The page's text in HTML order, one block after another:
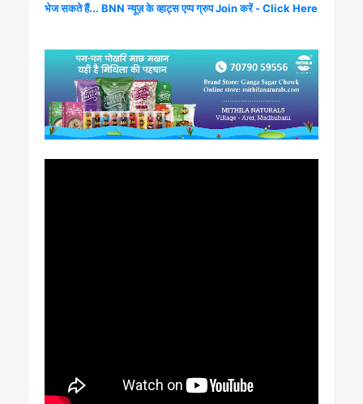
भेज सकते हैं... BNN न्यूज़ के व्हाट्स एप्प ग्रुप Join करें - Click Here